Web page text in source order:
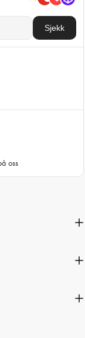
Sjekk
oss